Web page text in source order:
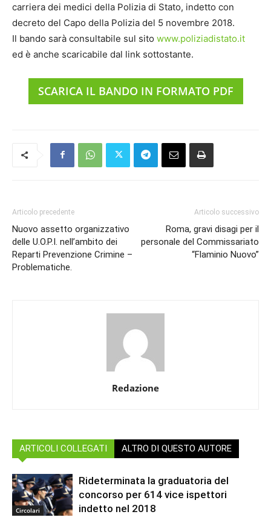
carriera dei medici della Polizia di Stato, indetto con
decreto del Capo della Polizia del 5 novembre 2018.
Il bando sarà consultabile sul sito www.poliziadistato.it
ed è anche scaricabile dal link sottostante.
SCARICA IL BANDO IN FORMATO PDF
Articolo precedente
Nuovo assetto organizzativo
delle U.O.P.I. nell’ambito dei
Reparti Prevenzione Crimine –
Problematiche.
Articolo successivo
Roma, gravi disagi per il
personale del Commissariato
“Flaminio Nuovo”
Redazione
ARTICOLI COLLEGATI ALTRO DI QUESTO AUTORE
Circolari
Rideterminata la graduatoria del
concorso per 614 vice ispettori
indetto nel 2018